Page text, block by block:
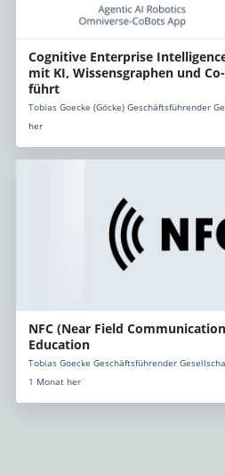
Cognitive Enterprise
mit KI, Wissensgraphen und
führt
Tobias Goecke (Göcke) Geschäftsführender
her
NFC (Near Field
Education
Tobias Goecke Geschäftsführender
1 Monat her